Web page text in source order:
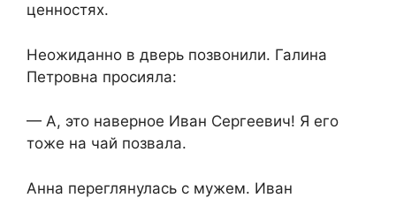
ценностях.
Неожиданно в дверь позвонили. Галина
Петровна просияла:
— А, это наверное Иван Сергеевич! Я его
тоже на чай позвала.
Анна переглянулась с мужем. Иван